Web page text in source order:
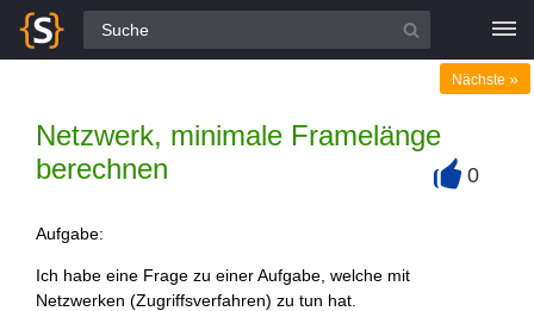
Alle Fragen
Netzwerk, minimale Framelänge
berechnen
Nächste »
0
Aufgabe:
Ich habe eine Frage zu einer Aufgabe, welche mit
Netzwerken (Zugriffsverfahren) zu tun hat.